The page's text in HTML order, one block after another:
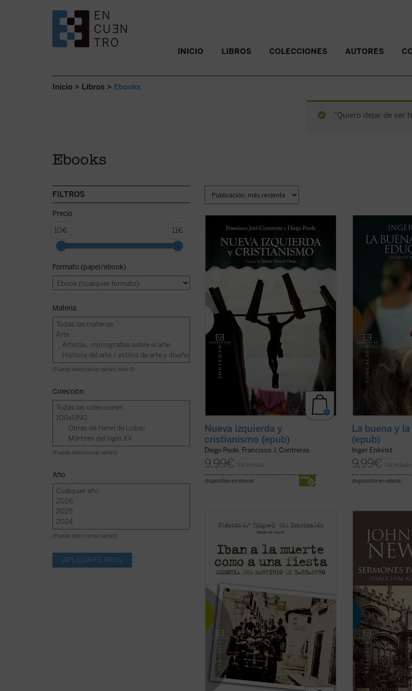
SALTAR AL CONTENIDO. INICIO LIBROS COLECCIONES AUTORES
Inicio > Libros > Ebooks
“Quiero dejar de ser
Ebooks
FILTROS
Precio
10€ 11€
Formato (papel/ebook)
Materia
(Puede seleccionar varias: máx 4)
Colección
(Puede seleccionar varias)
Año
(Puede seleccionar varias)
La tesis central de este libro es que la
izquierda, habiendo fracasado durante el
siglo XX en su programa clásico (el
socialismo), ha sustituido en el XXI la
revolución socio-económica por la moral-
cultural. Ideas y políticas como la ...
Nueva izquierda y
cristianismo (epub)
Diego Poole, Francisco J. Contreras
9,99€ IVA incluido
disponible en ebook:
El presente libro
explicar en qué
educativa.
escolares, tanto
malos resultados,
razones por las
La buena y
(epub)
Inger Enkvist
9,99€ IVA incluido
disponible en ebook:
«EnIban a la muerte como a una fiesta
el padre Plácido María Gil Imirizaldu nos
narra ---como testigo privilegiado que
fue--- uno de los episodios más
sobrecogedores de aquella Guerra Civil
en la que se desataron todos los
quinto volumen
parroquiales
mayoría en los
primeras
conduciendo a